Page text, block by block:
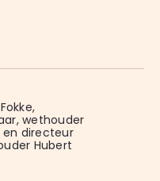
wethouder
en directeur
Hubert